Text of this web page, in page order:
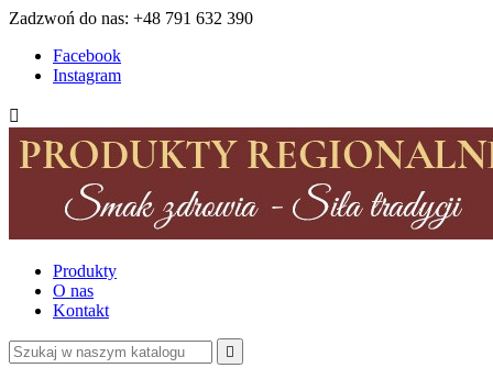
Zadzwoń do nas: +48 791 632 390
Facebook
Instagram

Produkty
O nas
Kontakt
